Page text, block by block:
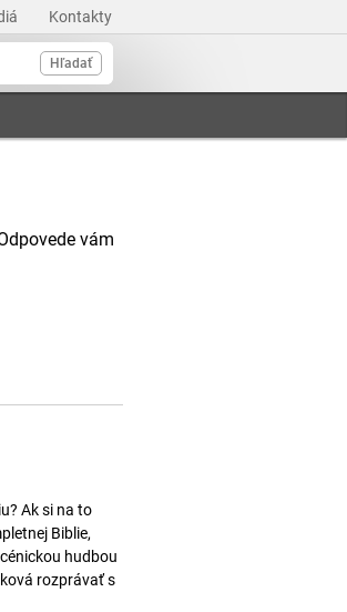
Kontakty
Hľadať
vám
Ak si na to
Biblie,
hudbou
rozprávať s